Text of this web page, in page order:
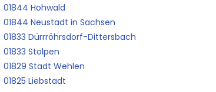
01844 Hohwald
01844 Neustadt in Sachsen
01833 Dürrröhrsdorf-Dittersbach
01833 Stolpen
01829 Stadt Wehlen
01825 Liebstadt